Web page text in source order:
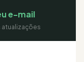
e-mail
atualizações